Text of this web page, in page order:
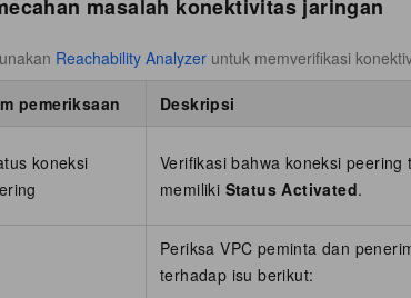
masalah konektivitas jaringan
Reachability Analyzer untuk memverifikasi
pemeriksaan Deskripsi
koneksi
Verifikasi bahwa koneksi peering
memiliki Status Activated.
Periksa VPC peminta dan
terhadap isu berikut: